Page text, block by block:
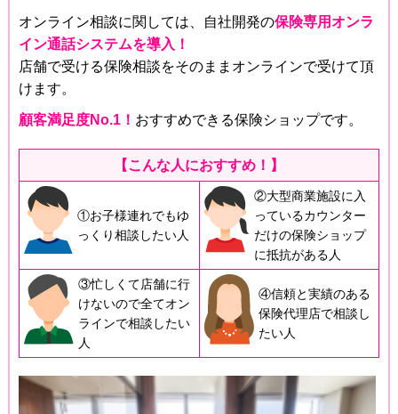
オンライン相談に関しては、自社開発の保険専用オンラ
イン通話システムを導入！
店舗で受ける保険相談をそのままオンラインで受けて頂
けます。
顧客満足度No.1！ おすすめできる保険ショップです。
【こんな人におすすめ！】
①お子様連れでもゆ
っくり相談したい人
②大型商業施設に入
っているカウンター
だけの保険ショップ
に抵抗がある人
③忙しくて店舗に行
けないので全てオン
ラインで相談したい
人
④信頼と実績のある
保険代理店で相談し
たい人